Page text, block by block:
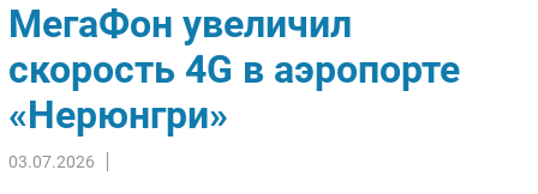
Импорто­замещение
Автоматизация Промышленности
Интернет
Мобильная связь
Фиксированная связь
МегаФон увеличил
скорость 4G в аэропорте
«Нерюнгри»
03.07.2026